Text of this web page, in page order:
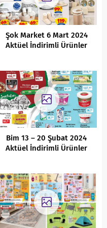
Şok Market 6 Mart 2024
Aktüel İndirimli Ürünler
Bim 13 – 20 Şubat 2024
Aktüel İndirimli Ürünler